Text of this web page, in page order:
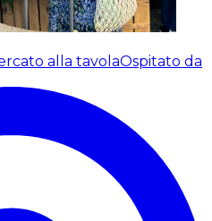
alla tavolaOspitato da